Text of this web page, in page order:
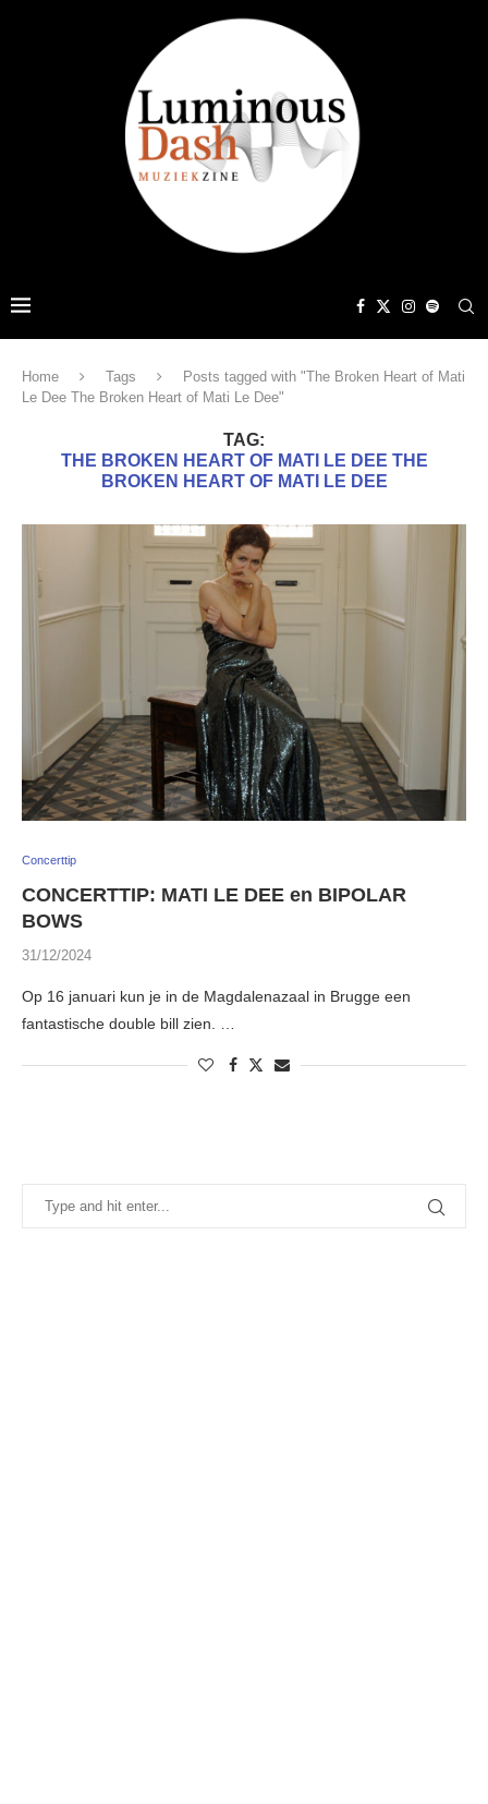
Home Tags
Posts tagged with "The Broken Heart of Mati
Le Dee The Broken Heart of Mati Le Dee"
TAG:
THE BROKEN HEART OF MATI LE DEE THE
BROKEN HEART OF MATI LE DEE
Concerttip
CONCERTTIP: MATI LE DEE en BIPOLAR
BOWS
31/12/2024
Op 16 januari kun je in de Magdalenazaal in Brugge een
fantastische double bill zien. …